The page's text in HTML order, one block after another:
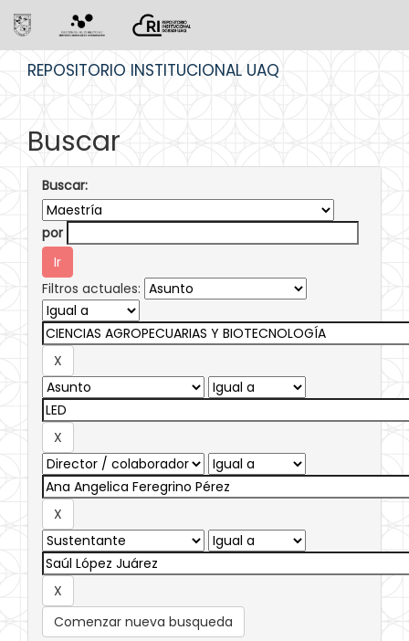
REPOSITORIO INSTITUCIONAL UAQ
Buscar
Buscar:
por
Filtros actuales:
Comenzar nueva busqueda